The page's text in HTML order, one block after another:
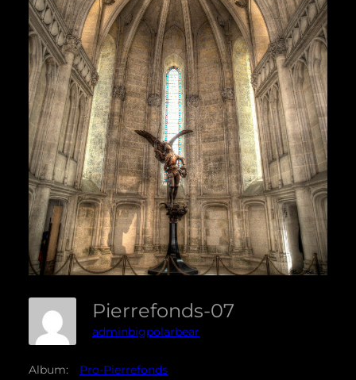
Pierrefonds-07
adminbigpolarbear
Album:
Pro-Pierrefonds